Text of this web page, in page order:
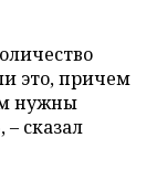
это, причем
нужны
сказал